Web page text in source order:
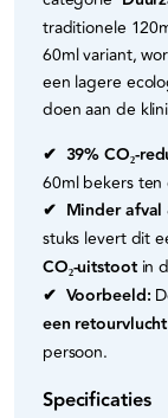
traditionele
60ml variant,
een lagere
doen aan de
✔ 39% CO₂-
60ml bekers
✔ Minder afval
stuks levert dit
CO₂-uitstootin
✔ Voorbeeld:
een retourvlucht
persoon.
Specificaties